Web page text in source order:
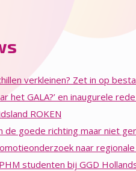
verkleinen? Zet in op
het GALA?’ en inaugurele
ROKEN
de goede richting maar niet
naar
studenten bij GGD